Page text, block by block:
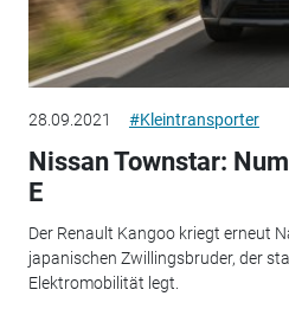
28.09.2021 #Kleintransporter
Nissan Townstar:
E
Der Renault Kangoo kriegt erneut
japanischen Zwillingsbruder, der
Elektromobilität legt.